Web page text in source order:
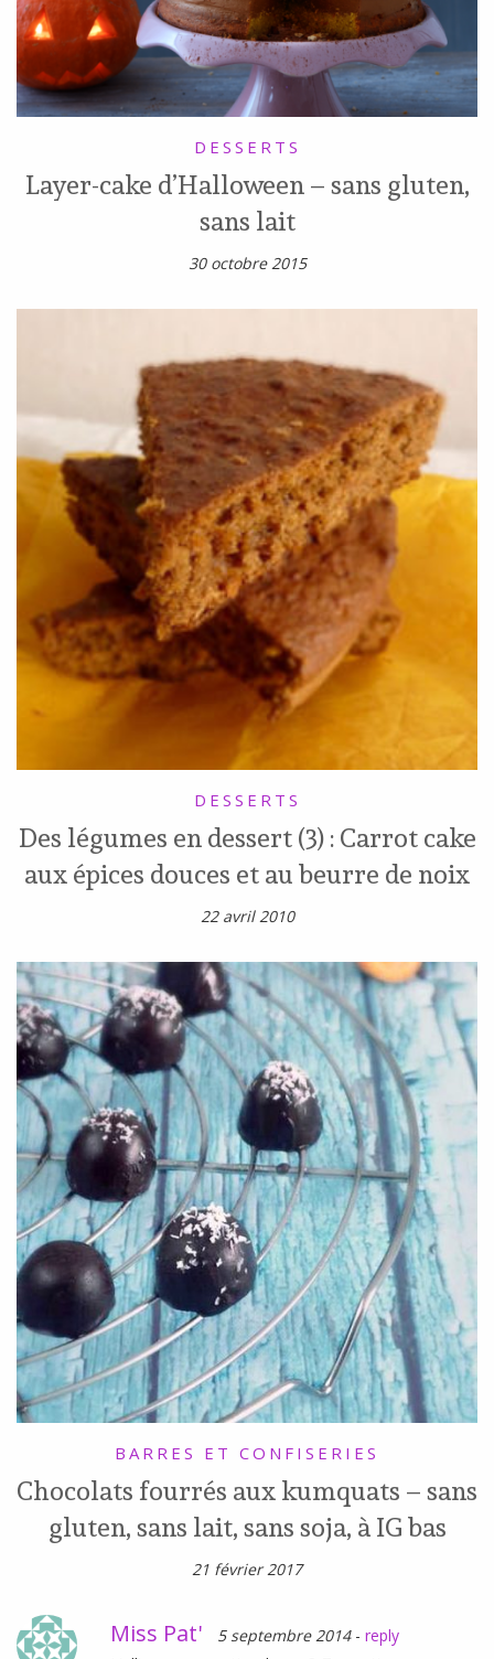
DESSERTS
Layer-cake d’Halloween – sans gluten,
sans lait
30 octobre 2015
DESSERTS
Des légumes en dessert (3) : Carrot cake
aux épices douces et au beurre de noix
22 avril 2010
BARRES ET CONFISERIES
Chocolats fourrés aux kumquats – sans
gluten, sans lait, sans soja, à IG bas
21 février 2017
Miss Pat' 5 septembre 2014 - reply